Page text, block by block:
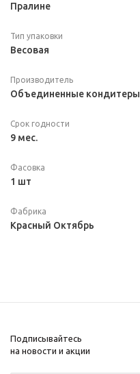
Пралине
Тип упаковки
Весовая
Производитель
Объединенные кондитеры
Срок годности
9 мес.
Фасовка
1 шт
Фабрика
Красный Октябрь
Подписывайтесь
на новости и акции